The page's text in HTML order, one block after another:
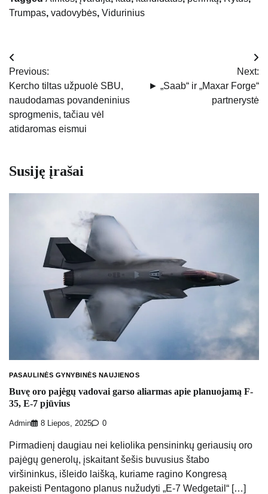
Trumpas, vadovybės, Vidurinius
Navigacija
tarp
įrašų
Previous:
Kercho tiltas užpuolė SBU,
naudodamas povandeninius
sprogmenis, tačiau vėl
atidaromas eismui
Next:
► „Saab“ ir „Maxar Forge“
partnerystė
Susiję įrašai
PASAULINĖS GYNYBINĖS NAUJIENOS
Buvę oro pajėgų vadovai garso aliarmas apie planuojamą F-
35, E-7 pjūvius
Admin 8 Liepos, 2025 0
Pirmadienį daugiau nei keliolika pensininkų geriausių oro
pajėgų generolų, įskaitant šešis buvusius štabo
viršininkus, išleido laišką, kuriame ragino Kongresą
pakeisti Pentagono planus nužudyti „E-7 Wedgetail“ […]